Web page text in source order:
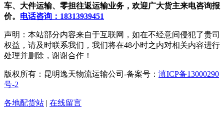
车、大件运输、零担往返运输业务，欢迎广大货主来电咨询报
价。 电话咨询：18313939451
声明：本站部分内容来自于互联网，如在不经意间侵犯了贵司
权益，请及时联系我们，我们将在48小时之内对相关内容进行
处理并删除，谢谢合作！
版权所有：昆明逸天物流运输公司-备案号： 滇ICP备13000290
号-2
各地配货站 | 在线留言